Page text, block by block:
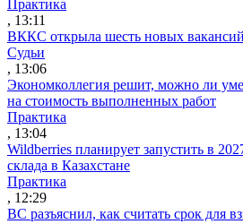
Практика
, 13:11
ВККС открыла шесть новых вакансий
Судьи
, 13:06
Экономколлегия решит, можно ли
на стоимость выполненных работ
Практика
, 13:04
Wildberries планирует запустить в
склада в Казахстане
Практика
, 12:29
ВС разъяснил, как считать срок для